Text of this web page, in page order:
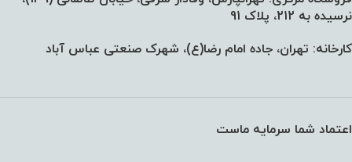
نرسیده به 212، پلاک 91
کارخانه: تهران، جاده امام رضا(ع)، شهرک صنعتی عباس آباد
اعتماد شما سرمایه ماست